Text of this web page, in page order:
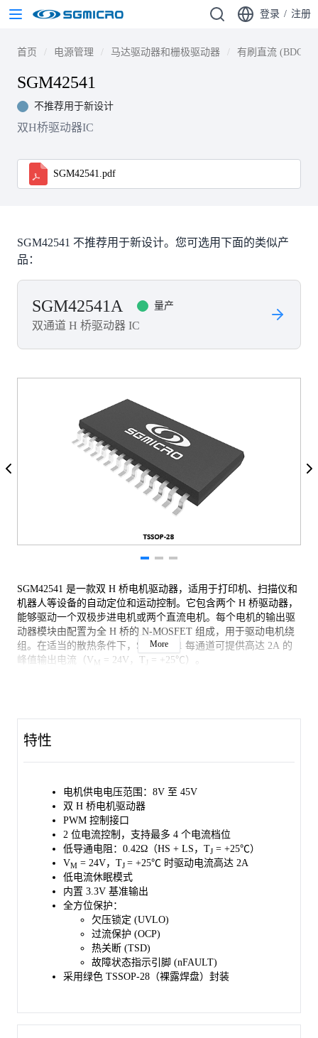
登录 / 注册
首页 电源管理 马达驱动器和栅极驱动器 有刷直流 (BDC)
SGM42541
不推荐用于新设计
双H桥驱动器IC
SGM42541.pdf
SGM42541 不推荐用于新设计。您可选用下面的类似产
品：
SGM42541A 量产
双通道 H 桥驱动器 IC
SGM42541 是一款双 H 桥电机驱动器，适用于打印机、扫描仪和
机器人等设备的自动定位和运动控制。它包含两个 H 桥驱动器，
能够驱动一个双极步进电机或两个直流电机。每个电机的输出驱
动器模块由配置为全 H 桥的 N-MOSFET 组成，用于驱动电机绕
组。在适当的散热条件下，SGM42541 每通道可提供高达 2A 的
峰值输出电流（V M = 24V，T = +25℃）。
SGM42541 采用绿色 TSSOP-28（裸露焊盘）封装。
More
特性
电机供电电压范围：8V 至 45V
双 H 桥电机驱动器
PWM 控制接口
2 位电流控制，支持最多 4 个电流档位
低导通电阻：0.42Ω（HS + LS，TJ = +25℃）
VM = 24V，TJ = +25℃ 时驱动电流高达 2A
低电流休眠模式
内置 3.3V 基准输出
全方位保护：
欠压锁定 (UVLO)
过流保护 (OCP)
热关断 (TSD)
故障状态指示引脚 (nFAULT)
采用绿色 TSSOP-28（裸露焊盘）封装